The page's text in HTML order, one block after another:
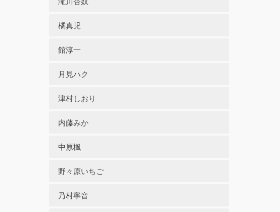
橘真児
館淳一
月見ハク
津村しおり
内藤みか
中原楓
野々原いちご
乃村寧音